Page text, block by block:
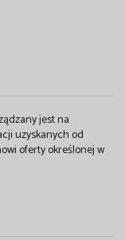
jest na
uzyskanych od
oferty określonej w